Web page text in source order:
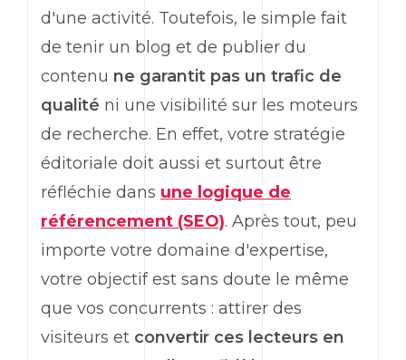
d'une activité. Toutefois, le simple fait
de tenir un blog et de publier du
contenu ne garantit pas un trafic de
qualité ni une visibilité sur les moteurs
de recherche. En effet, votre stratégie
éditoriale doit aussi et surtout être
réfléchie dans une logique de
référencement (SEO). Après tout, peu
importe votre domaine d'expertise,
votre objectif est sans doute le même
que vos concurrents : attirer des
visiteurs et convertir ces lecteurs en